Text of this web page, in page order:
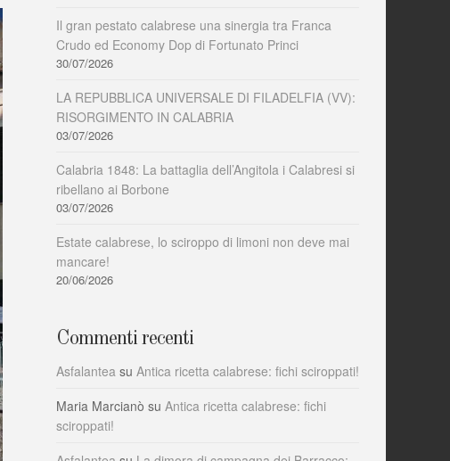
Il gran pestato calabrese una sinergia tra Franca
Crudo ed Economy Dop di Fortunato Princi
30/07/2026
LA REPUBBLICA UNIVERSALE DI FILADELFIA (VV):
RISORGIMENTO IN CALABRIA
03/07/2026
Calabria 1848: La battaglia dell’Angitola i Calabresi si
ribellano ai Borbone
03/07/2026
Estate calabrese, lo sciroppo di limoni non deve mai
mancare!
20/06/2026
Commenti recenti
Asfalantea su Antica ricetta calabrese: fichi sciroppati!
Maria Marcianò su Antica ricetta calabrese: fichi
sciroppati!